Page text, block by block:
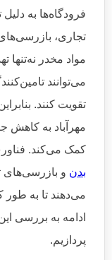
فرودگاه‌ها به
تجاری،
مواد مخدر
می‌توانند
تقویت کنند.
مهرآباد به کاهش
کمک می‌کند.
بدن و بازرسی‌های
می‌دهند تا به طور
ادامه به بررسی
پردازیم.